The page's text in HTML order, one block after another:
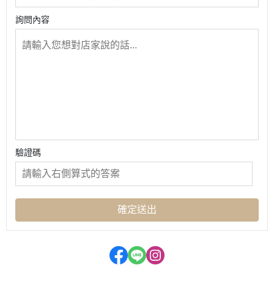
詢問內容
驗證碼
確定送出